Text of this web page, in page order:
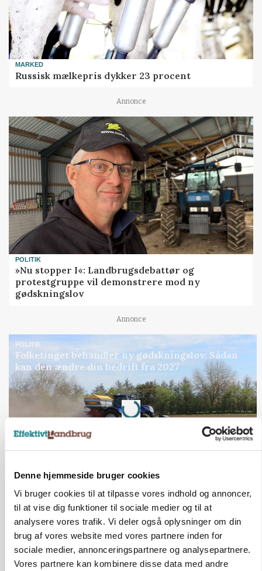
Denne hjemmeside bruger cookies
Vi bruger cookies til at tilpasse vores indhold og annoncer,
til at vise dig funktioner til sociale medier og til at
analysere vores trafik. Vi deler også oplysninger om din
brug af vores website med vores partnere inden for
sociale medier, annonceringspartnere og analysepartnere.
Vores partnere kan kombinere disse data med andre
MARKED
Russisk mælkepris dykker 23 procent
Annonce
POLITIK
»Nu stopper I«: Landbrugsdebattør og
protestgruppe vil demonstrere mod ny
gødskningslov
Annonce
POLITIK
Folketinget behandler ny gødskningslov: Sådan
kan den ændre din bedrift fra 2027
Annonce
Loading...